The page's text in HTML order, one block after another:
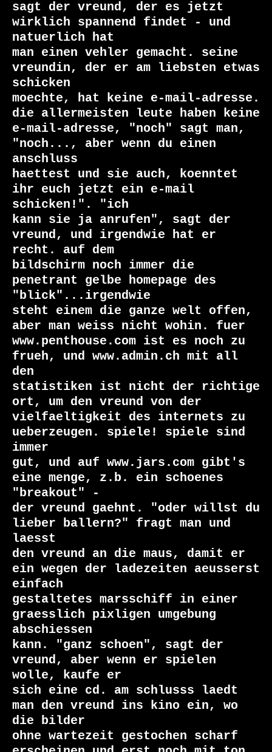
sagt der vreund, der es jetzt
wirklich spannend findet - und
natuerlich hat
man einen vehler gemacht. seine
vreundin, der er am liebsten etwas
schicken
moechte, hat keine e-mail-adresse.
die allermeisten leute haben keine
e-mail-adresse, "noch" sagt man,
"noch..., aber wenn du einen
anschluss
haettest und sie auch, koenntet
ihr euch jetzt ein e-mail
schicken!". "ich
kann sie ja anrufen", sagt der
vreund, und irgendwie hat er
recht. auf dem
bildschirm noch immer die
penetrant gelbe homepage des
"blick"...irgendwie
steht einem die ganze welt offen,
aber man weiss nicht wohin. fuer
www.penthouse.com ist es noch zu
frueh, und www.admin.ch mit all
den
statistiken ist nicht der richtige
ort, um den vreund von der
vielfaeltigkeit des internets zu
ueberzeugen. spiele! spiele sind
immer
gut, und auf www.jars.com gibt's
eine menge, z.b. ein schoenes
"breakout" -
der vreund gaehnt. "oder willst du
lieber ballern?" fragt man und
laesst
den vreund an die maus, damit er
ein wegen der ladezeiten aeusserst
einfach
gestaltetes marsschiff in einer
graesslich pixligen umgebung
abschiessen
kann. "ganz schoen", sagt der
vreund, aber wenn er spielen
wolle, kaufe er
sich eine cd. am schlusss laedt
man den vreund ins kino ein, wo
die bilder
ohne wartezeit gestochen scharf